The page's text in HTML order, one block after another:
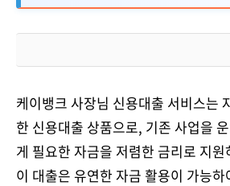
케이뱅크 사장님 신용대출 서비스는
한 신용대출 상품으로, 기존 사업을
게 필요한 자금을 저렴한 금리로 지
이 대출은 유연한 자금 활용이 가능